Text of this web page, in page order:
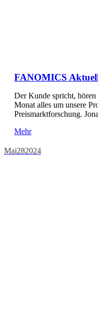
FANOMICS
Der Kunde spricht, hören
Monat alles um unsere
Preismarktforschung.
Mehr
Mai282024